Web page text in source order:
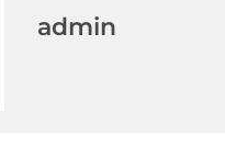
admin